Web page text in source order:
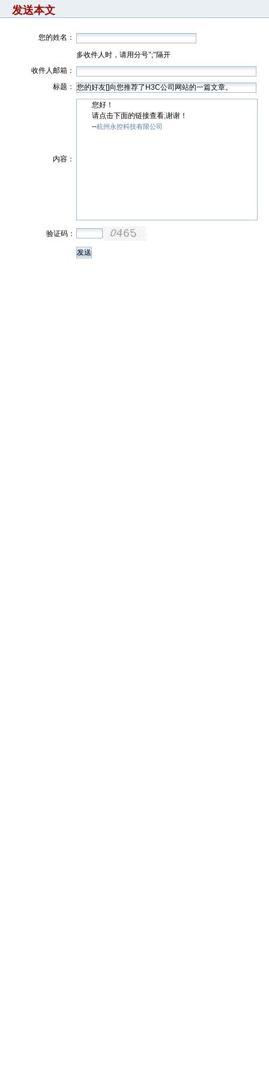
发送本文
您的姓名：
多收件人时，请用分号";"隔开
收件人邮箱：
标题：
内容：
您好！
请点击下面的链接查看,谢谢！
--杭州永控科技有限公司
验证码：